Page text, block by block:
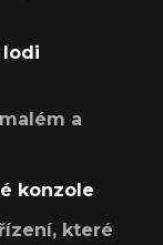
lodi
a
konzole
které